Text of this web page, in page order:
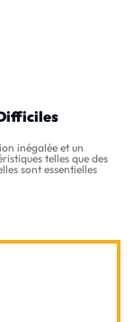
inégalée et un
telles que des
sont essentielles